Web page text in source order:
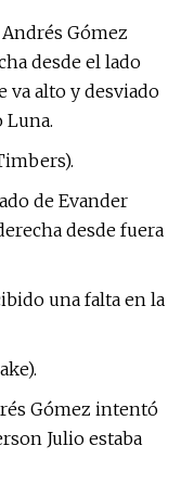
Gómez
desde el lado
va alto y desviado
Luna.
de Evander
desde fuera
una falta en la
Gómez intentó
Julio estaba